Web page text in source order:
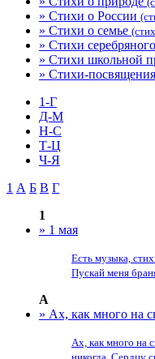
» Стихи о России
» Стихи о семье
» Стихи
» Стихи школьной
» Стихи-посвящения
1-Г
Д-М
Н-С
Т-Ц
Ч-Я
1 А Б В Г
1
» 1 мая
Есть музыка,
Пускай меня
А
» Ах, как много на
Ах, как много на